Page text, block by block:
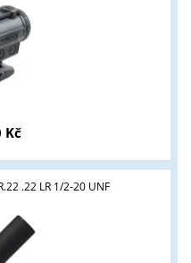
Kč
.22 LR 1/2-20 UNF
veřejnosti od 18 let a
a střelivo. Splňujete tyto
NE